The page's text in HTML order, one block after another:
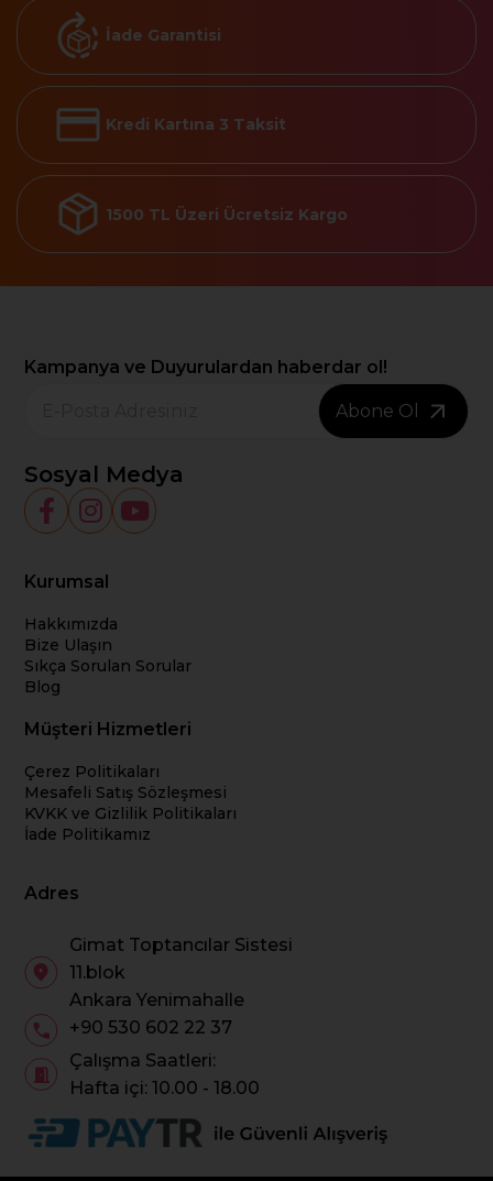
İade Garantisi
Kredi Kartına 3 Taksit
1500 TL Üzeri Ücretsiz Kargo
Kampanya ve Duyurulardan haberdar ol!
Abone Ol
Sosyal Medya
Kurumsal
Hakkımızda
Bize Ulaşın
Sıkça Sorulan Sorular
Blog
Müşteri Hizmetleri
Çerez Politikaları
Mesafeli Satış Sözleşmesi
KVKK ve Gizlilik Politikaları
İade Politikamız
Adres
Gimat Toptancılar Sistesi
11.blok
Ankara Yenimahalle
+90 530 602 22 37
Çalışma Saatleri:
Hafta içi: 10.00 - 18.00